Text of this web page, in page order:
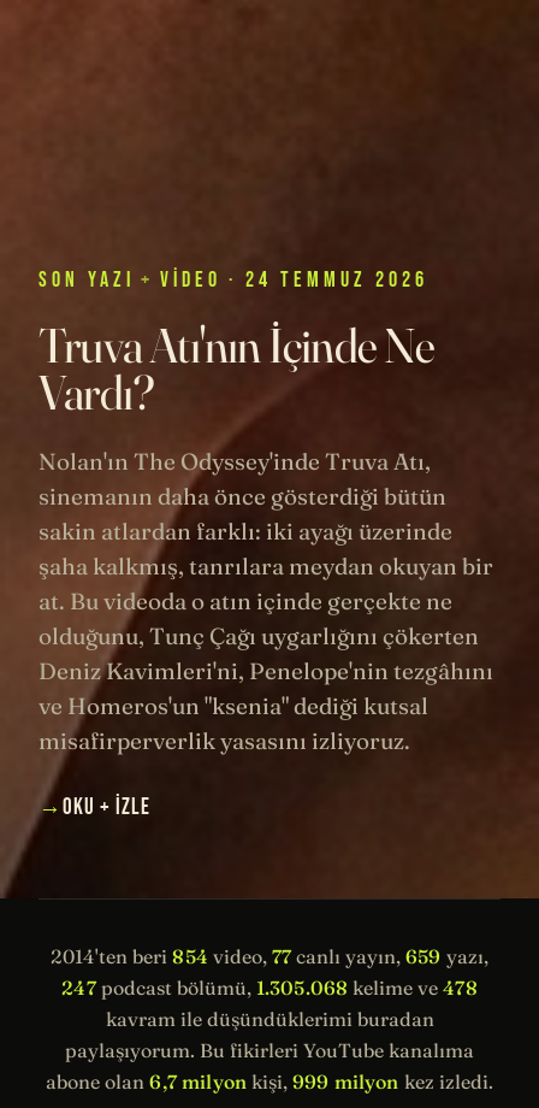
SON YAZI + VIDEO · 24 TEMMUZ 2026
Truva Atı'nın İçinde Ne
Vardı?
Nolan'ın The Odyssey'inde Truva Atı,
sinemanın daha önce gösterdiği bütün
sakin atlardan farklı: iki ayağı üzerinde
şaha kalkmış, tanrılara meydan okuyan bir
at. Bu videoda o atın içinde gerçekte ne
olduğunu, Tunç Çağı uygarlığını çökerten
Deniz Kavimleri'ni, Penelope'nin tezgâhını
ve Homeros'un "ksenia" dediği kutsal
misafirperverlik yasasını izliyoruz.
→ OKU + İZLE
2014'ten beri854 video, 77canlı yayın,659 yazı,
247podcast bölümü, 1.305.068 kelime ve478
kavram ile düşündüklerimi buradan
paylaşıyorum. Bu fikirleri YouTube kanalıma
abone olan6,7 milyon kişi, 999 milyon kez izledi.